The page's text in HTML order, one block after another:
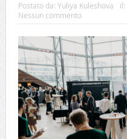
Postato da: Yuliya Kuleshova il:
Nessun commento